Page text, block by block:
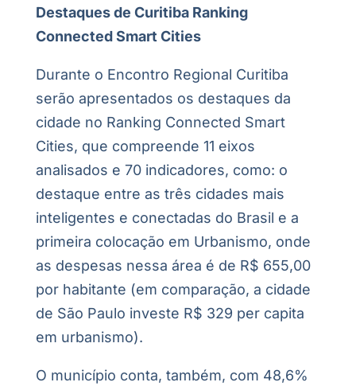
Destaques de Curitiba Ranking
Connected Smart Cities
Durante o Encontro Regional Curitiba
serão apresentados os destaques da
cidade no Ranking Connected Smart
Cities, que compreende 11 eixos
analisados e 70 indicadores, como: o
destaque entre as três cidades mais
inteligentes e conectadas do Brasil e a
primeira colocação em Urbanismo, onde
as despesas nessa área é de R$ 655,00
por habitante (em comparação, a cidade
de São Paulo investe R$ 329 per capita
em urbanismo).
O município conta, também, com 48,6%